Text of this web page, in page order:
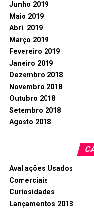
Junho 2019
Maio 2019
Abril 2019
Março 2019
Fevereiro 2019
Janeiro 2019
Dezembro 2018
Novembro 2018
Outubro 2018
Setembro 2018
Agosto 2018
Avaliações Usados
Comerciais
Curiosidades
Lançamentos 2018